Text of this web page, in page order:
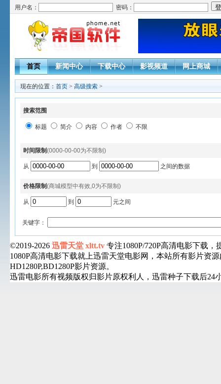
用户名： 密码：
首页 新闻中心 下载中心 影视频道 网上商城
现在的位置： 首页 > 高级搜索 >
搜索范围
标题 简介 内容 作者 不限
时间限制(0000-00-00为不限制)
从 到 之间的数据
价格限制(商城模型中有效,0为不限制)
从 到 元之间
关键字：
©2019-2026 迅雷天堂 xltt.tv 专注1080P/720P高清电影下载
1080P高清电影下载就上迅雷天堂电影网，本站所有影片资
HD1280P,BD1280P影片资源。
迅雷电影所有视频版权归影片原权利人，迅雷种子下载后